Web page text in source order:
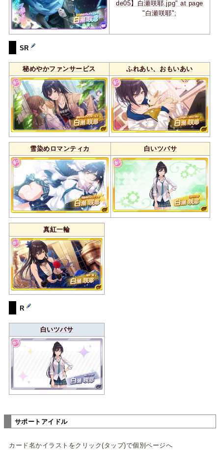
de05】白瀬咲耶.jpg" at page
"白瀬咲耶";
SR
秘めやかファンサービス ふれあい、おもいあい
雪染めロマンティカ 白いツバサ
真紅一輪
R
白いツバサ
サポートアイドル
カード名かイラストをクリック(タップ)で個別ページへ